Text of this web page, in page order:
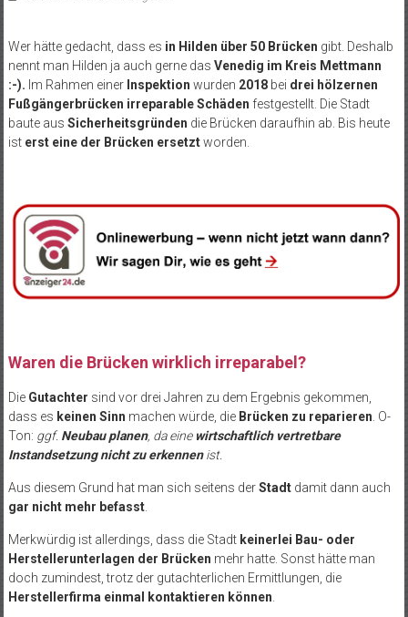
Wer hätte gedacht, dass es in Hilden über 50 Brücken gibt. Deshalb
nennt man Hilden ja auch gerne das Venedig im Kreis Mettmann
:-). Im Rahmen einer Inspektion wurden 2018bei drei hölzernen
Fußgängerbrücken irreparable Schäden festgestellt. Die Stadt
baute aus Sicherheitsgründen die Brücken daraufhin ab. Bis heute
ist erst eine der Brücken ersetztworden.
Waren die Brücken wirklich irreparabel?
Die Gutachter sind vor drei Jahren zu dem Ergebnis gekommen,
dass es keinen Sinn machen würde, die Brücken zu reparieren . O-
Ton: ggf. Neubau planen, da eine wirtschaftlich vertretbare
Instandsetzung nicht zu erkennenist.
Aus diesem Grund hat man sich seitens derStadtdamit dann auch
gar nicht mehr befasst.
Merkwürdig ist allerdings, dass die Stadt keinerlei Bau- oder
Herstellerunterlagen der Brücken mehr hatte. Sonst hätte man
doch zumindest, trotz der gutachterlichen Ermittlungen, die
Herstellerfirma einmal kontaktieren können